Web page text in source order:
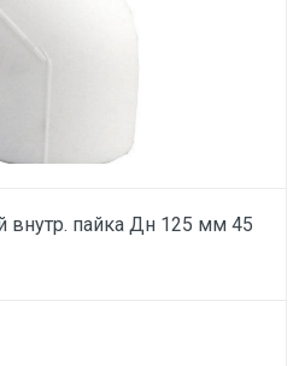
внутр. пайка Дн 125 мм 45